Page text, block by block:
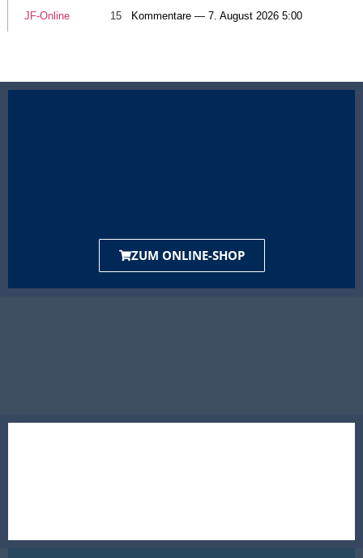
JF-Online 15 Kommentare — 7. August 2026 5:00
ZUM ONLINE-SHOP